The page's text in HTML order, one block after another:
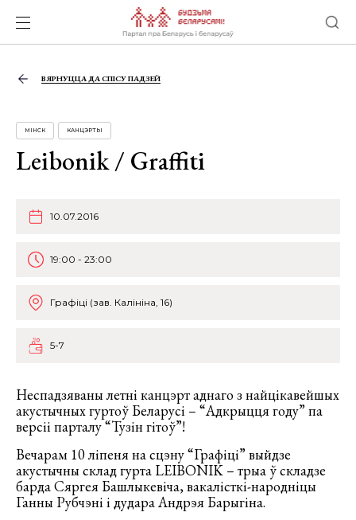
ВЯРНУЦЦА ДА СПІСУ ПАДЗЕЙ
МІНСК КАНЦЭРТЫ
Leibonik / Graffiti
10.07.2016
19:00 - 23:00
Графіці (зав. Калініна, 16)
5-7
Неспадзяваны летні канцэрт аднаго з найцікавейшых
акустычных гуртоў Беларусі – “Адкрыцця году” па
версіі парталу “Тузін гітоў”!
Вечарам 10 ліпеня на сцэну “Графіці” выйдзе
акустычны склад гурта LEIBONIK – трыа ў складзе
барда Сяргея Башлыкевіча, вакалісткі-народніцы
Ганны Рубчэні і дудара Андрэя Барыгіна.